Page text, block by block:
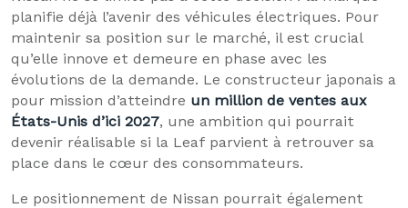
planifie déjà l’avenir des véhicules électriques. Pour
maintenir sa position sur le marché, il est crucial
qu’elle innove et demeure en phase avec les
évolutions de la demande. Le constructeur japonais a
pour mission d’atteindre un million de ventes aux
États-Unis d’ici 2027, une ambition qui pourrait
devenir réalisable si la Leaf parvient à retrouver sa
place dans le cœur des consommateurs.
Le positionnement de Nissan pourrait également